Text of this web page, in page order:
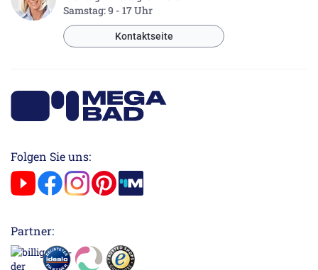
Samstag: 9 - 17 Uhr
Kontaktseite
Folgen Sie uns:
Partner: